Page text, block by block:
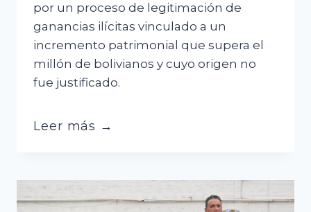
por un proceso de legitimación de
ganancias ilícitas vinculado a un
incremento patrimonial que supera el
millón de bolivianos y cuyo origen no
fue justificado.
Leer más →
Más
1
millón